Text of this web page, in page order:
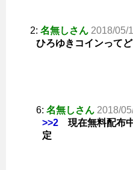
2: 名無しさん 2018/05/
ひろゆきコインって
6: 名無しさん 2018/
>>2 現在無料配布
定